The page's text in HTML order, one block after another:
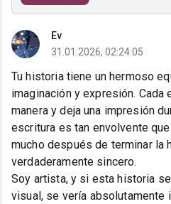
Ev
31.01.2026, 02:24:05
Tu historia tiene un hermoso
imaginación y expresión.
manera y deja una impresión
escritura es tan envolvente
mucho después de terminar la
verdaderamente sincero.
Soy artista, y si esta historia
visual, se vería absolutamente